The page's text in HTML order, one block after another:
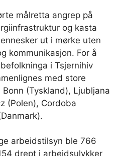
målretta angrep på
og kasta
ut i mørke uten
kommunikasjon. For å
i Tsjernihiv
med store
(Tyskland), Ljubljana
(Polen), Cordoba
arbeidstilsyn ble 766
drept i arbeidsulykker